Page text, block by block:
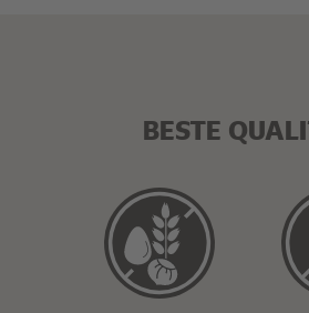
BESTE